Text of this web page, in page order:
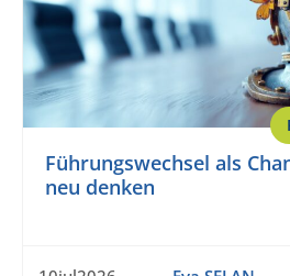
Führungswechsel als
neu denken